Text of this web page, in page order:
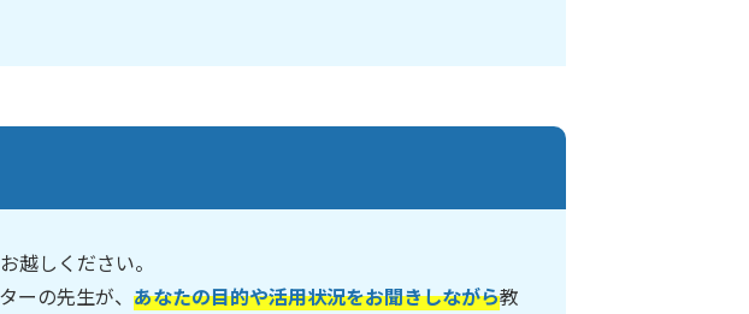
越しください。
ーの先生が、 あなたの目的や活用状況をお聞きしながら教